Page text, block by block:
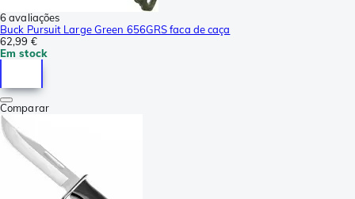
6 avaliações
Buck Pursuit Large Green 656GRS faca de caça
62,99 €
Em stock
Comparar